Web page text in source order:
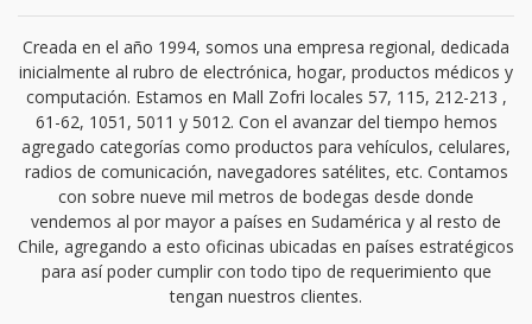
Creada en el año 1994, somos una empresa regional, dedicada
inicialmente al rubro de electrónica, hogar, productos médicos y
computación. Estamos en Mall Zofri locales 57, 115, 212-213 ,
61-62, 1051, 5011 y 5012. Con el avanzar del tiempo hemos
agregado categorías como productos para vehículos, celulares,
radios de comunicación, navegadores satélites, etc. Contamos
con sobre nueve mil metros de bodegas desde donde
vendemos al por mayor a países en Sudamérica y al resto de
Chile, agregando a esto oficinas ubicadas en países estratégicos
para así poder cumplir con todo tipo de requerimiento que
tengan nuestros clientes.